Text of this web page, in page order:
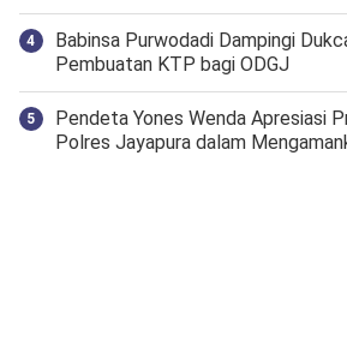
Babinsa Purwodadi Dampingi
Pembuatan KTP bagi ODGJ
Pendeta Yones Wenda Apresiasi
Polres Jayapura dalam